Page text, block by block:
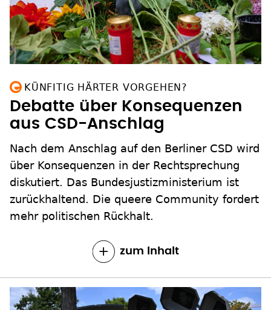
KÜNFITIG HÄRTER VORGEHEN?
Debatte über Konsequenzen
aus CSD-Anschlag
Nach dem Anschlag auf den Berliner CSD wird
über Konsequenzen in der Rechtsprechung
diskutiert. Das Bundesjustizministerium ist
zurückhaltend. Die queere Community fordert
mehr politischen Rückhalt.
zum Inhalt